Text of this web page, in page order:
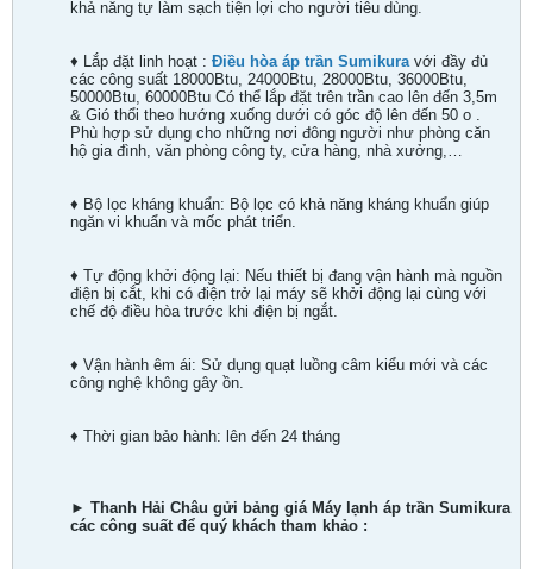
khả năng tự làm sạch tiện lợi cho người tiêu dùng.
♦ Lắp đặt linh hoạt : Điều hòa áp trần Sumikuravới đầy đủ
các công suất 18000Btu, 24000Btu, 28000Btu, 36000Btu,
50000Btu, 60000Btu Có thể lắp đặt trên trần cao lên đến 3,5m
& Gió thổi theo hướng xuống dưới có góc độ lên đến 50 o .
Phù hợp sử dụng cho những nơi đông người như phòng căn
hộ gia đình, văn phòng công ty, cửa hàng, nhà xưởng,…
♦ Bộ lọc kháng khuẩn: Bộ lọc có khả năng kháng khuẩn giúp
ngăn vi khuẩn và mốc phát triển.
♦ Tự động khởi động lại: Nếu thiết bị đang vận hành mà nguồn
điện bị cắt, khi có điện trở lại máy sẽ khởi động lại cùng với
chế độ điều hòa trước khi điện bị ngắt.
♦ Vận hành êm ái: Sử dụng quạt luồng câm kiểu mới và các
công nghệ không gây ồn.
♦ Thời gian bảo hành: lên đến 24 tháng
► Thanh Hải Châu gửi bảng giá Máy lạnh áp trần Sumikura
các công suất để quý khách tham khảo :